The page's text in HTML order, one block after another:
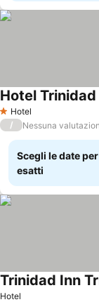
1 Stelle
Hotel
Hotel Trinidad
/ Nessuna
Scegli le date
esatti
Hotel
Trinidad Inn